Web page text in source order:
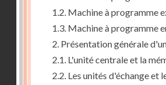
1.2. Machine à programme
1.3. Machine à programme
2. Présentation générale
2.1. L'unité centrale et la
2.2. Les unités d'échange et